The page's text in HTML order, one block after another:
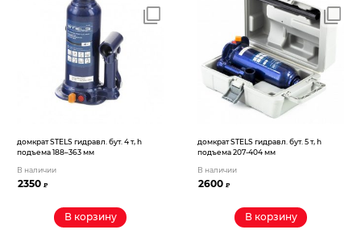
Электрохозтовары
домкрат STELS гидравл. бут. 4 т, h
подъема 188–363 мм
В наличии
2350₽
В корзину
домкрат STELS гидравл. бут. 5 т, h
подъема 207-404 мм
В наличии
2600₽
В корзину